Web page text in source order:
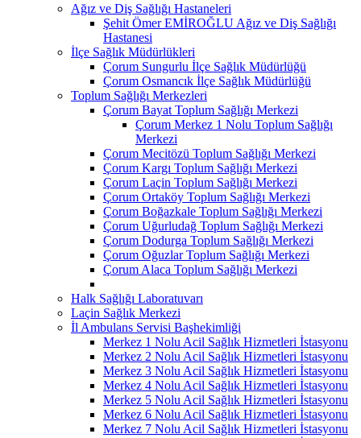
Ağız ve Diş Sağlığı Hastaneleri
Şehit Ömer EMİROĞLU Ağız ve Diş Sağlığı
Hastanesi
İlçe Sağlık Müdürlükleri
Çorum Sungurlu İlçe Sağlık Müdürlüğü
Çorum Osmancık İlçe Sağlık Müdürlüğü
Toplum Sağlığı Merkezleri
Çorum Bayat Toplum Sağlığı Merkezi
Çorum Merkez 1 Nolu Toplum Sağlığı
Merkezi
Çorum Mecitözü Toplum Sağlığı Merkezi
Çorum Kargı Toplum Sağlığı Merkezi
Çorum Laçin Toplum Sağlığı Merkezi
Çorum Ortaköy Toplum Sağlığı Merkezi
Çorum Boğazkale Toplum Sağlığı Merkezi
Çorum Uğurludağ Toplum Sağlığı Merkezi
Çorum Dodurga Toplum Sağlığı Merkezi
Çorum Oğuzlar Toplum Sağlığı Merkezi
Çorum Alaca Toplum Sağlığı Merkezi
Halk Sağlığı Laboratuvarı
Laçin Sağlık Merkezi
İl Ambulans Servisi Başhekimliği
Merkez 1 Nolu Acil Sağlık Hizmetleri İstasyonu
Merkez 2 Nolu Acil Sağlık Hizmetleri İstasyonu
Merkez 3 Nolu Acil Sağlık Hizmetleri İstasyonu
Merkez 4 Nolu Acil Sağlık Hizmetleri İstasyonu
Merkez 5 Nolu Acil Sağlık Hizmetleri İstasyonu
Merkez 6 Nolu Acil Sağlık Hizmetleri İstasyonu
Merkez 7 Nolu Acil Sağlık Hizmetleri İstasyonu